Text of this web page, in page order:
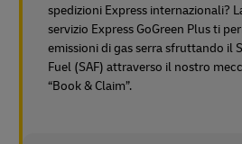
spedizioni Express internazionali?
servizio Express GoGreen Plus ti
emissioni di gas serra sfruttando il
Fuel (SAF) attraverso il nostro
“Book & Claim”.